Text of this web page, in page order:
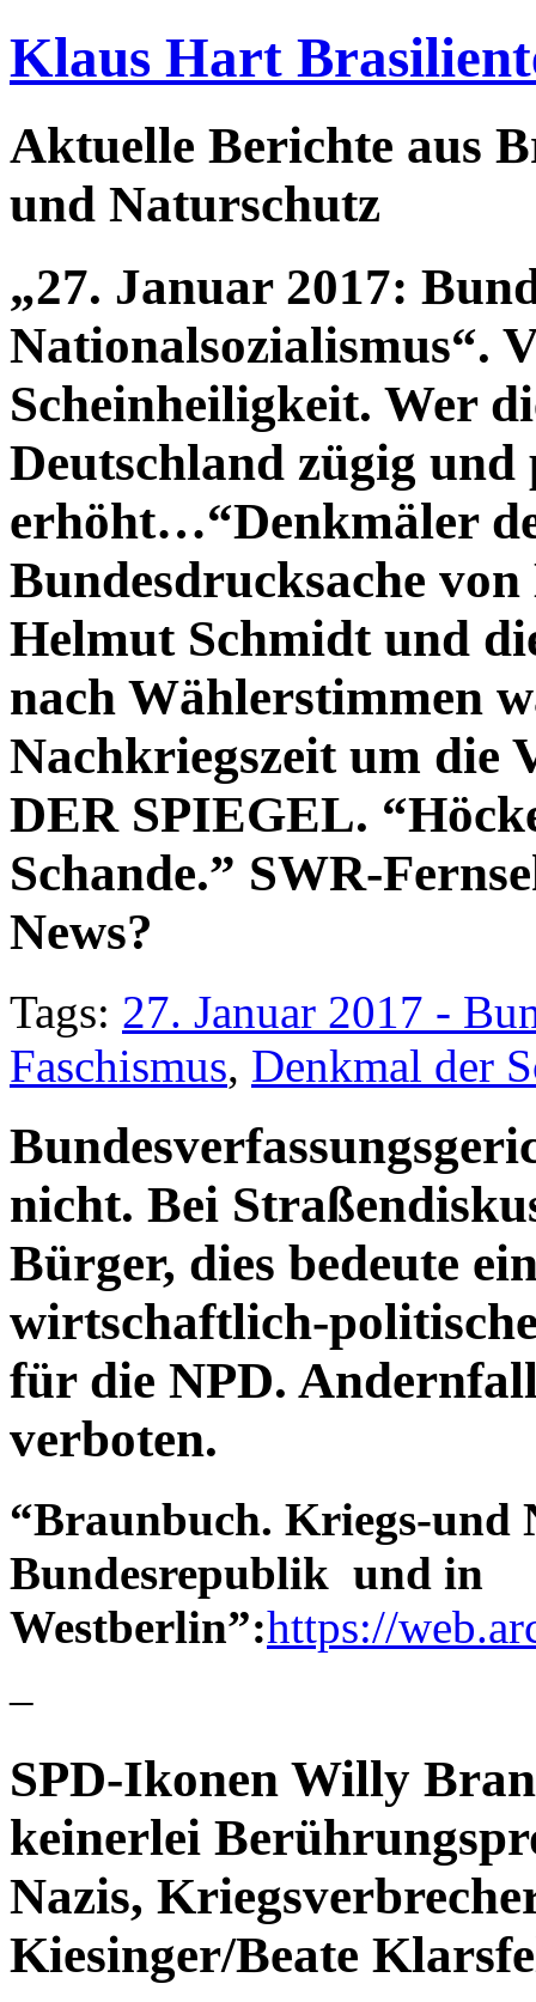
Klaus Hart
Aktuelle Berichte aus
und Naturschutz
„27. Januar 2017:
Nationalsozialismus“.
Scheinheiligkeit. Wer
Deutschland zügig
erhöht…“Denkmäler
Bundesdrucksache
Helmut Schmidt und
nach Wählerstimmen
Nachkriegszeit um die
DER SPIEGEL.
Schande.” SWR-
News?
Tags: 27. Januar 2017 -
Faschismus, Denkmal der
nicht. Bei
Bürger, dies bedeute
wirtschaftlich-
für die NPD.
verboten.
“Braunbuch. Kriegs-und
Bundesrepublik und in
Westberlin”:https://
–
SPD-Ikonen Willy
keinerlei
Nazis,
Kiesinger/Beate